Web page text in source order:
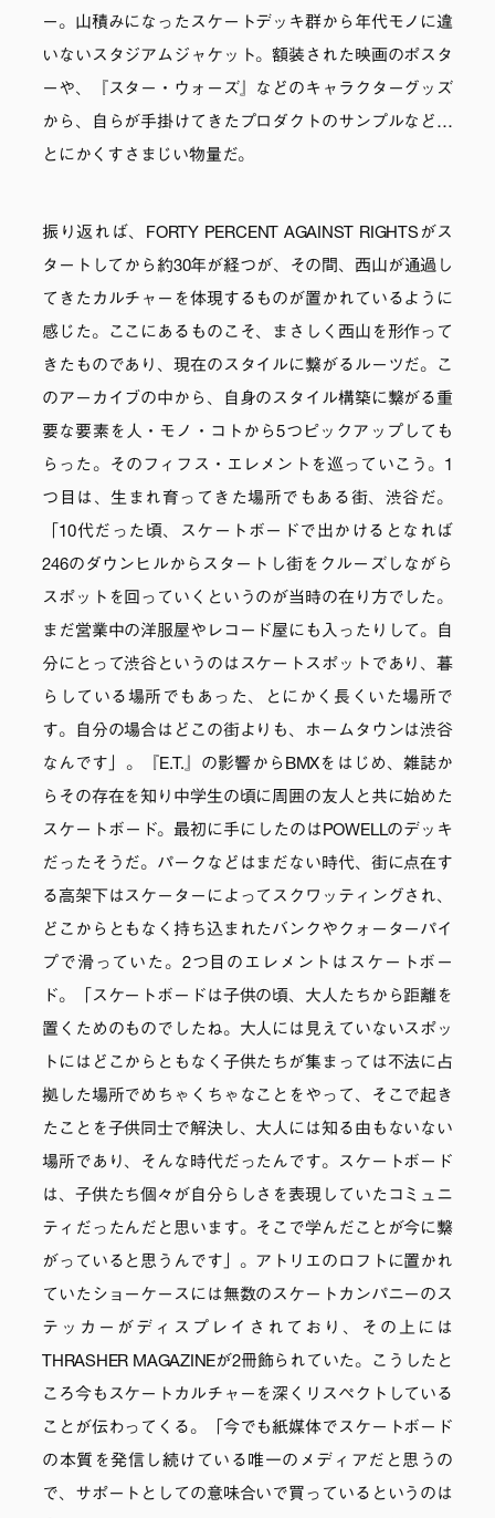
ー。山積みになったスケートデッキ群から年代モノに違
いないスタジアムジャケット。額装された映画のポスタ
ーや、『スター・ウォーズ』などのキャラクターグッズ
から、自らが手掛けてきたプロダクトのサンプルなど…
とにかくすさまじい物量だ。
振り返れば、FORTY PERCENT AGAINST RIGHTSがス
タートしてから約30年が経つが、その間、西山が通過し
てきたカルチャーを体現するものが置かれているように
感じた。ここにあるものこそ、まさしく西山を形作って
きたものであり、現在のスタイルに繋がるルーツだ。こ
のアーカイブの中から、自身のスタイル構築に繋がる重
要な要素を人・モノ・コトから5つピックアップしても
らった。そのフィフス・エレメントを巡っていこう。1
つ目は、生まれ育ってきた場所でもある街、渋谷だ。
「10代だった頃、スケートボードで出かけるとなれば
246のダウンヒルからスタートし街をクルーズしながら
スポットを回っていくというのが当時の在り方でした。
まだ営業中の洋服屋やレコード屋にも入ったりして。自
分にとって渋谷というのはスケートスポットであり、暮
らしている場所でもあった、とにかく長くいた場所で
す。自分の場合はどこの街よりも、ホームタウンは渋谷
なんです」。『E.T.』の影響からBMXをはじめ、雑誌か
らその存在を知り中学生の頃に周囲の友人と共に始めた
スケートボード。最初に手にしたのはPOWELLのデッキ
だったそうだ。パークなどはまだない時代、街に点在す
る高架下はスケーターによってスクワッティングされ、
どこからともなく持ち込まれたバンクやクォーターパイ
プで滑っていた。2つ目のエレメントはスケートボー
ド。「スケートボードは子供の頃、大人たちから距離を
置くためのものでしたね。大人には見えていないスポッ
トにはどこからともなく子供たちが集まっては不法に占
拠した場所でめちゃくちゃなことをやって、そこで起き
たことを子供同士で解決し、大人には知る由もないない
場所であり、そんな時代だったんです。スケートボード
は、子供たち個々が自分らしさを表現していたコミュニ
ティだったんだと思います。そこで学んだことが今に繋
がっていると思うんです」。アトリエのロフトに置かれ
ていたショーケースには無数のスケートカンパニーのス
テッカーがディスプレイされており、その上には
THRASHER MAGAZINEが2冊飾られていた。こうしたと
ころ今もスケートカルチャーを深くリスペクトしている
ことが伝わってくる。「今でも紙媒体でスケートボード
の本質を発信し続けている唯一のメディアだと思うの
で、サポートとしての意味合いで買っているというのは